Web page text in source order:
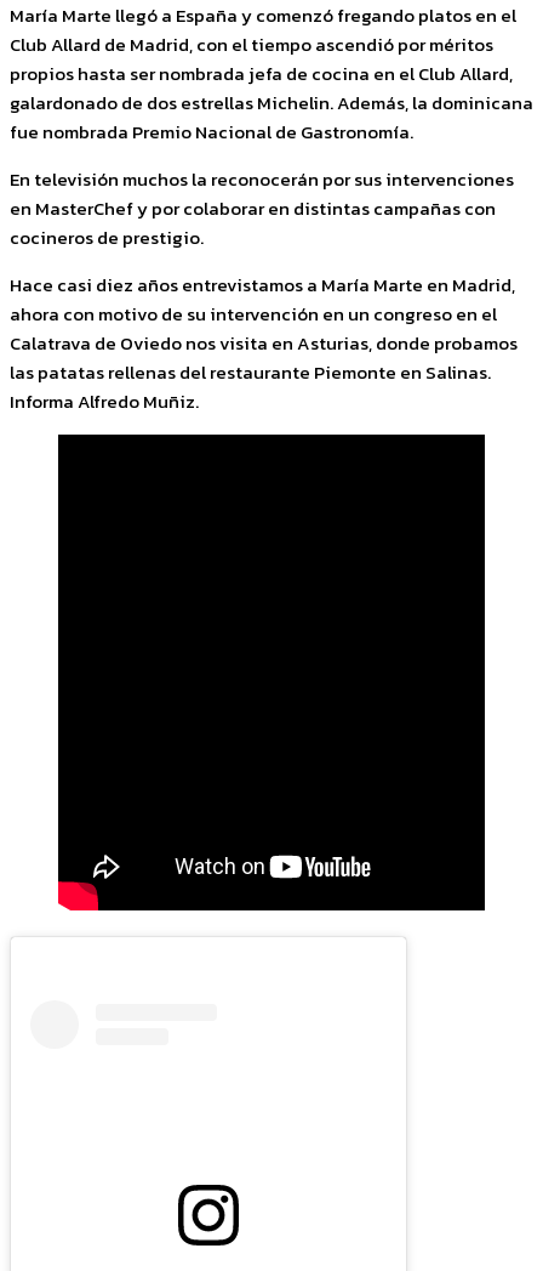
María Marte llegó a España y comenzó fregando platos en el
Club Allard de Madrid, con el tiempo ascendió por méritos
propios hasta ser nombrada jefa de cocina en el Club Allard,
galardonado de dos estrellas Michelin. Además, la dominicana
fue nombrada Premio Nacional de Gastronomía.
En televisión muchos la reconocerán por sus intervenciones
en MasterChef y por colaborar en distintas campañas con
cocineros de prestigio.
Hace casi diez años entrevistamos a María Marte en Madrid,
ahora con motivo de su intervención en un congreso en el
Calatrava de Oviedo nos visita en Asturias, donde probamos
las patatas rellenas del restaurante Piemonte en Salinas.
Informa Alfredo Muñiz.